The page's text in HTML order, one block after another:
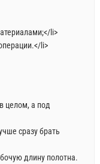
li>
li>
целом, а под
сразу брать
длину полотна.